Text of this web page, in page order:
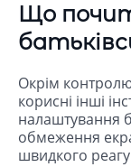
Що
Окрім
корисні інші
налаштування
обмеження
швидкого